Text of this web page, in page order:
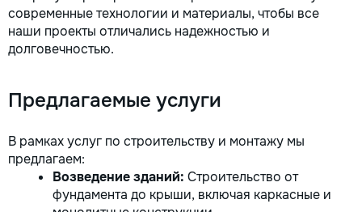
современные технологии и материалы, чтобы все
наши проекты отличались надежностью и
долговечностью.
Предлагаемые услуги
В рамках услуг по строительству и монтажу мы
предлагаем:
Возведение зданий: Строительство от
фундамента до крыши, включая каркасные и